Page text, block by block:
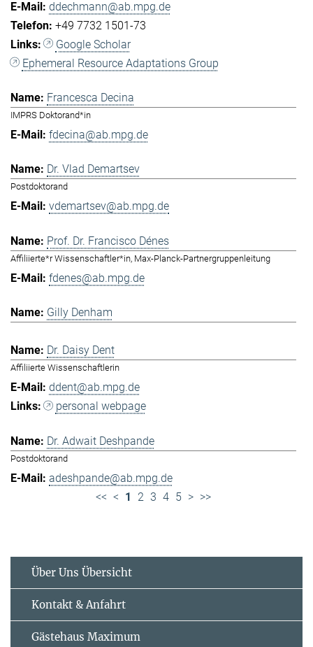
ddechmann@ab.mpg.de
+49 7732 1501-73
Google Scholar
Ephemeral Resource Adaptations Group
Francesca Decina
IMPRS Doktorand*in
fdecina@ab.mpg.de
Dr. Vlad Demartsev
Postdoktorand
vdemartsev@ab.mpg.de
Prof. Dr. Francisco Dénes
Affiliierte*r Wissenschaftler*in, Max-Planck-Partnergruppenleitung
fdenes@ab.mpg.de
Gilly Denham
Dr. Daisy Dent
Affiliierte Wissenschaftlerin
ddent@ab.mpg.de
personal webpage
Dr. Adwait Deshpande
Postdoktorand
adeshpande@ab.mpg.de
<< < 1 2 3 4 5 > >>
Über Uns Übersicht
Kontakt & Anfahrt
Gästehaus Maximum